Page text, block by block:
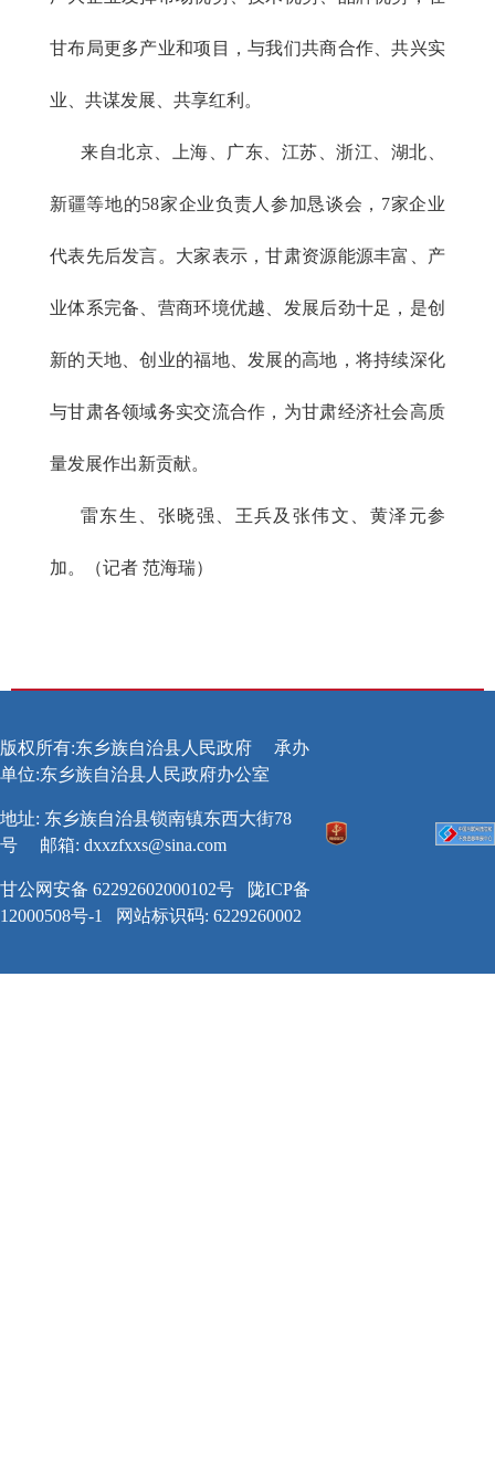
甘布局更多产业和项目，与我们共商合作、共兴实
业、共谋发展、共享红利。
来自北京、上海、广东、江苏、浙江、湖北、
新疆等地的58家企业负责人参加恳谈会，7家企业
代表先后发言。大家表示，甘肃资源能源丰富、产
业体系完备、营商环境优越、发展后劲十足，是创
新的天地、创业的福地、发展的高地，将持续深化
与甘肃各领域务实交流合作，为甘肃经济社会高质
量发展作出新贡献。
雷东生、张晓强、王兵及张伟文、黄泽元参
加。（记者 范海瑞）
版权所有:东乡族自治县人民政府
承办
单位:东乡族自治县人民政府办公室
地址: 东乡族自治县锁南镇东西大街78
号
邮箱: dxxzfxxs@sina.com
甘公网安备 62292602000102号
陇ICP备
12000508号-1
网站标识码: 6229260002